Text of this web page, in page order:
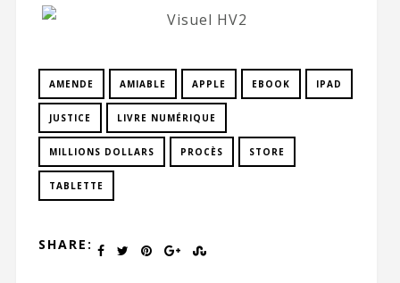
AMENDE AMIABLE APPLE EBOOK IPAD
JUSTICE LIVRE NUMÉRIQUE
MILLIONS DOLLARS PROCÈS STORE
TABLETTE
SHARE: